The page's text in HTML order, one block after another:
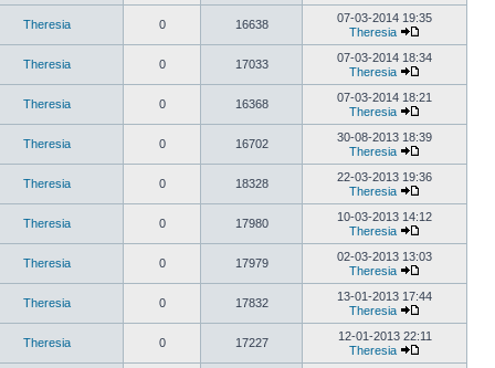
Theresia 0 16638
07-03-2014 19:35
Theresia
Theresia 0 17033
07-03-2014 18:34
Theresia
Theresia 0 16368
07-03-2014 18:21
Theresia
Theresia 0 16702
30-08-2013 18:39
Theresia
Theresia 0 18328
22-03-2013 19:36
Theresia
Theresia 0 17980
10-03-2013 14:12
Theresia
Theresia 0 17979
02-03-2013 13:03
Theresia
Theresia 0 17832
13-01-2013 17:44
Theresia
Theresia 0 17227
12-01-2013 22:11
Theresia